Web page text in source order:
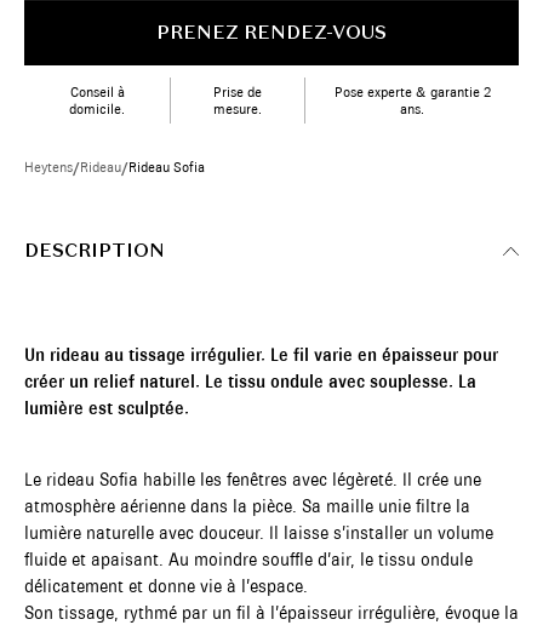
PRENEZ RENDEZ-VOUS
Conseil à
domicile.
Prise de
mesure.
Pose experte & garantie 2
ans.
Heytens/Rideau/Rideau Sofia
DESCRIPTION
Un rideau au tissage irrégulier. Le fil varie en épaisseur pour
créer un relief naturel. Le tissu ondule avec souplesse. La
lumière est sculptée.
Le rideau Sofia habille les fenêtres avec légèreté. Il crée une
atmosphère aérienne dans la pièce. Sa maille unie filtre la
lumière naturelle avec douceur. Il laisse s’installer un volume
fluide et apaisant. Au moindre souffle d’air, le tissu ondule
délicatement et donne vie à l’espace.
Son tissage, rythmé par un fil à l’épaisseur irrégulière, évoque la